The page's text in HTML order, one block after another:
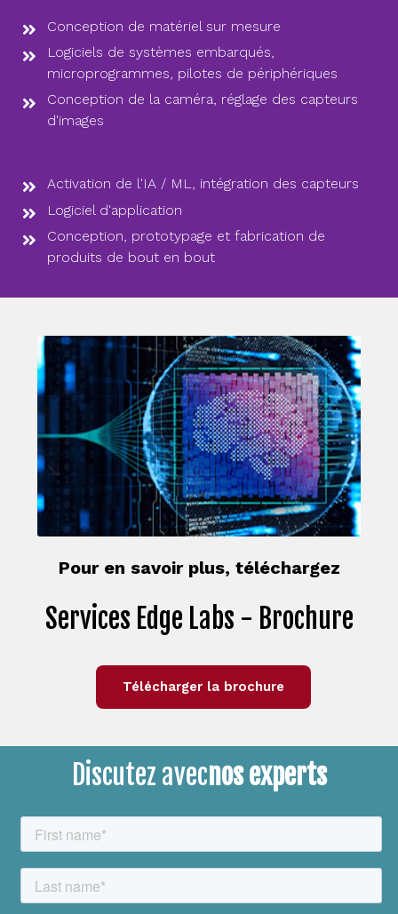
Conception de matériel sur mesure
Logiciels de systèmes embarqués,
microprogrammes, pilotes de périphériques
Conception de la caméra, réglage des capteurs
d'images
Activation de l'IA / ML, intégration des capteurs
Logiciel d'application
Conception, prototypage et fabrication de
produits de bout en bout
Pour en savoir plus, téléchargez
Services Edge Labs - Brochure
Télécharger la brochure
Discutez avecnos experts